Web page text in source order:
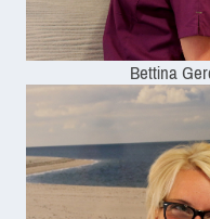
Bettina